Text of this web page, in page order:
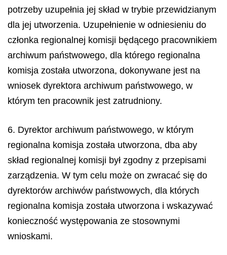
potrzeby uzupełnia jej skład w trybie przewidzianym
dla jej utworzenia. Uzupełnienie w odniesieniu do
członka regionalnej komisji będącego pracownikiem
archiwum państwowego, dla którego regionalna
komisja została utworzona, dokonywane jest na
wniosek dyrektora archiwum państwowego, w
którym ten pracownik jest zatrudniony.
6. Dyrektor archiwum państwowego, w którym
regionalna komisja została utworzona, dba aby
skład regionalnej komisji był zgodny z przepisami
zarządzenia. W tym celu może on zwracać się do
dyrektorów archiwów państwowych, dla których
regionalna komisja została utworzona i wskazywać
konieczność występowania ze stosownymi
wnioskami.